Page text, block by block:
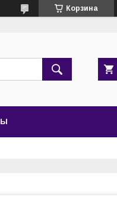
Корзина